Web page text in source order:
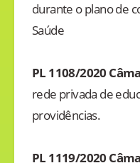
durante o plano de
Saúde
PL 1108/2020
rede privada de
providências.
PL 1119/2020